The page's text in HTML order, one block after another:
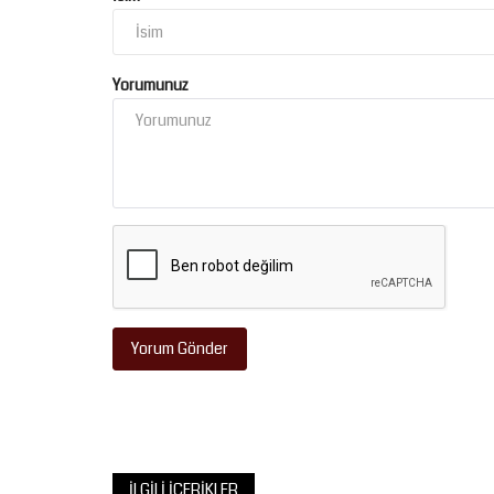
Yorumunuz
Yorum Gönder
İLGILI İÇERIKLER